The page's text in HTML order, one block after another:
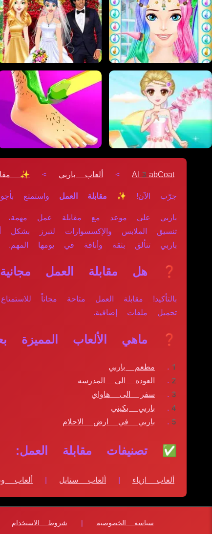
Al3abCoat
> ألعاب باربي >
✨
جرّب الآن! ✨ مقابلة العمل واستمتع
باربي على موعد مع مقابلة عمل مهمة،
تنسيق الملابس والإكسسوارات لتبرز
باربي تتألق بثقة وأناقة في يومها المهم.
❓ هل مقابلة العمل مجانية
بالتأكيد! مقابلة العمل متاحة مجاناً
تحميل ملفات إضافية.
❓ ماهي الألعاب المميزة
مطعم باربي
العوده الى المدرسه
سفر الى هاواي
باربي بكيني
باربي في ارض الاحلام
✅ تصنيفات مقابلة العمل:
ألعاب ازياء | ألعاب ستايل | ألعاب
سياسة الخصوصية | شروط الاستخدام